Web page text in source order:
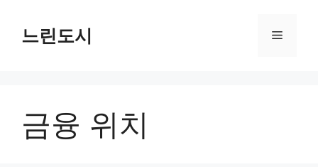
느린도시 메
금융 위치